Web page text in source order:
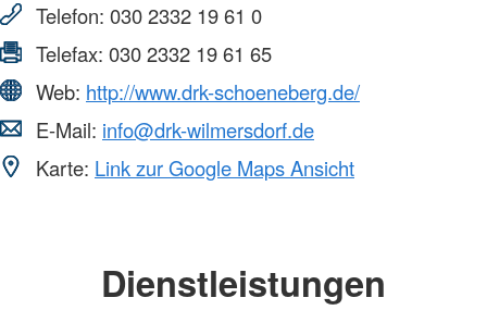
Telefon: 030 2332 19 61 0
Telefax: 030 2332 19 61 65
Web: http://www.drk-schoeneberg.de/
E-Mail: info@drk-wilmersdorf.de
Karte: Link zur Google Maps Ansicht
Dienstleistungen